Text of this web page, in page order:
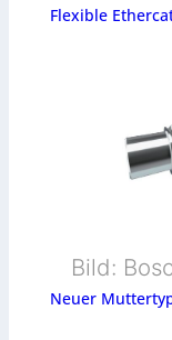
Flexible
Bild:
Neuer